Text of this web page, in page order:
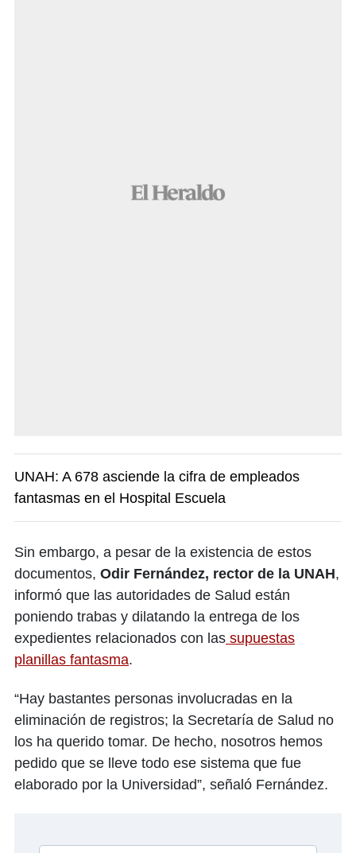
UNAH: A 678 asciende la cifra de empleados
fantasmas en el Hospital Escuela
Sin embargo, a pesar de la existencia de estos
documentos, Odir Fernández, rector de la UNAH,
informó que las autoridades de Salud están
poniendo trabas y dilatando la entrega de los
expedientes relacionados con las supuestas
planillas fantasma.
“Hay bastantes personas involucradas en la
eliminación de registros; la Secretaría de Salud no
los ha querido tomar. De hecho, nosotros hemos
pedido que se lleve todo ese sistema que fue
elaborado por la Universidad”, señaló Fernández.